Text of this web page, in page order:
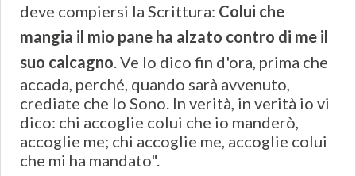
deve compiersi la Scrittura: Colui che
mangia il mio pane ha alzato contro di me il
suo calcagno. Ve lo dico fin d'ora, prima che
accada, perché, quando sarà avvenuto,
crediate che Io Sono. In verità, in verità io vi
dico: chi accoglie colui che io manderò,
accoglie me; chi accoglie me, accoglie colui
che mi ha mandato".